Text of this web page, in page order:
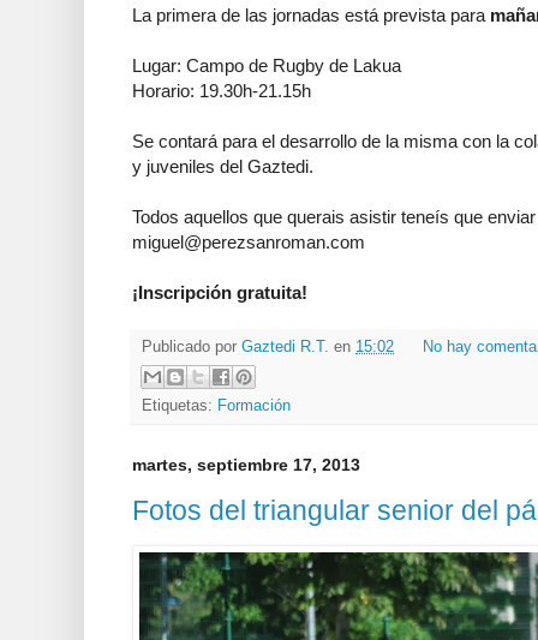
La primera de las jornadas está prevista para
Lugar: Campo de Rugby de Lakua
Horario: 19.30h-21.15h
Se contará para el desarrollo de la misma con la
y juveniles del Gaztedi.
Todos aquellos que querais asistir teneís que
miguel@perezsanroman.com
¡Inscripción gratuita!
Publicado por Gaztedi R.T. en 15:02 No hay
Etiquetas: Formación
martes, septiembre 17, 2013
Fotos del triangular senior del